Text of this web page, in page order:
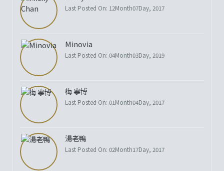
Last Posted On: 12Month07Day, 2017
Minovia
Last Posted On: 04Month03Day, 2019
梅 寧博
Last Posted On: 01Month04Day, 2017
湯老鴨
Last Posted On: 02Month17Day, 2017